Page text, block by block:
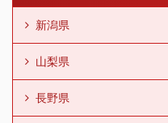
新潟県
山梨県
長野県